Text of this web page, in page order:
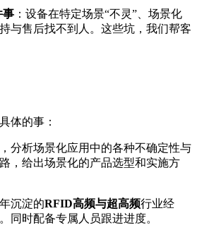
事 ：设备在特定场景“不灵”、场景化
与售后找不到人。这些坑，我们帮客
体的事：
分析场景化应用中的各种不确定性与
，给出场景化的产品选型和实施方
沉淀的RFID高频与超高频行业经
同时配备专属人员跟进进度。